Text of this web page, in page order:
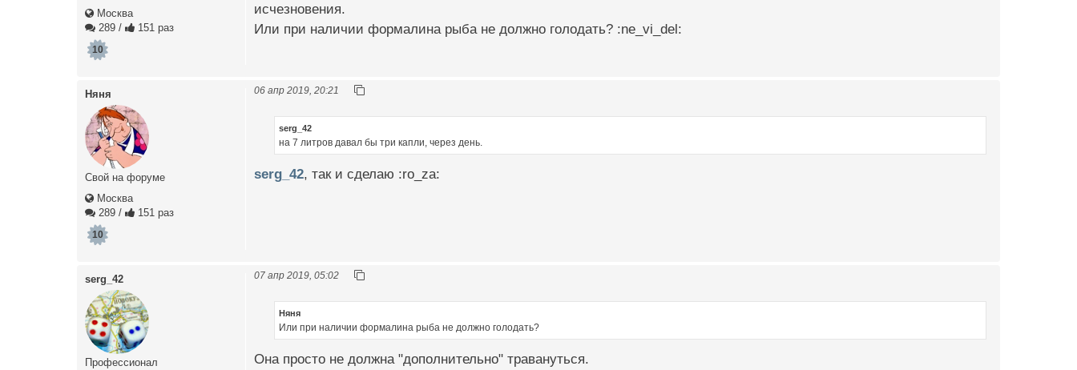
Москва
289 / 151 раз
10
исчезновения.
Или при наличии формалина рыба не должно голодать? :ne_vi_del:
Няня
Свой на форуме
Москва
289 / 151 раз
10
06 апр 2019, 20:21
serg_42
на 7 литров давал бы три капли, через день.
serg_42, так и сделаю :ro_za:
serg_42
Профессионал
07 апр 2019, 05:02
Няня
Или при наличии формалина рыба не должно голодать?
Она просто не должна "дополнительно" травануться.